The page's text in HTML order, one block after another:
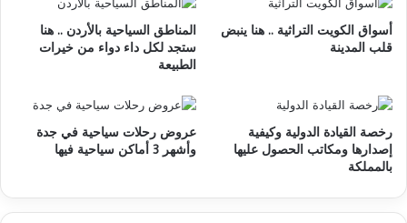
و
ي
ب
أسواق الكويت التراثية .. هنا ينبض
قلب المدينة
المناطق السياحية بالأردن .. هنا
ستجد لكل داء دواء من خيرات
الطبيعة
رخصة القيادة الدولية وكيفية
إصدارها ومكاتب الحصول عليها
بالمملكة
عروض رحلات سياحية في جدة
وأشهر 3 أماكن سياحية فيها